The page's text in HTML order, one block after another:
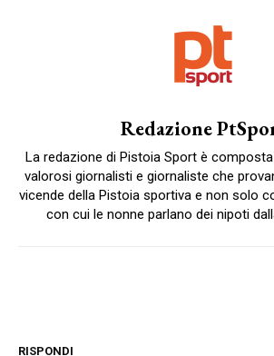
Redazione
La redazione di Pistoia Sport è
valorosi giornalisti e giornaliste che
vicende della Pistoia sportiva e non solo
con cui le nonne parlano dei nipoti
RISPONDI